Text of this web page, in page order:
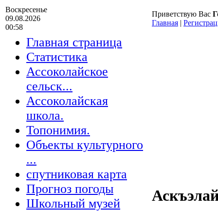
Воскресенье
09.08.2026
00:58
Приветствую Вас
Главная |
Главная страница
Статистика
Ассоколайское
сельск...
Ассоколайская
школа.
Топонимия.
Объекты культурного
...
спутниковая карта
Прогноз погоды
Школьный музей